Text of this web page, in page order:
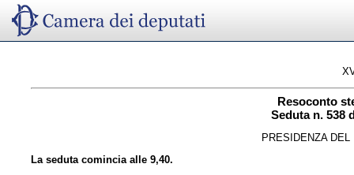
Resoconto
Seduta n. 538
PRESIDENZA
La seduta comincia alle 9,40.